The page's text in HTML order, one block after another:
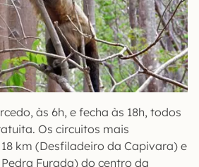
às 6h, e fecha às 18h, todos
Os circuitos mais
km (Desfiladeiro da Capivara) e
Furada) do centro da